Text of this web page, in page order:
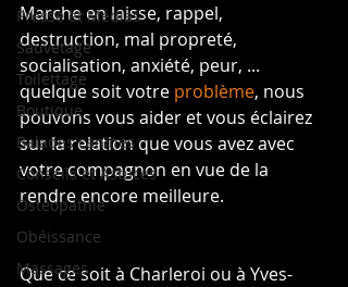
Presse et Médias
Sauvetage
Toilettage
Boutique
Balades canines
Conseils et Astuces
Ostéopathie
Obéissance
Massages
Marche en laisse, rappel,
destruction, mal propreté,
socialisation, anxiété, peur, ...
quelque soit votre problème, nous
pouvons vous aider et vous éclairez
sur la relation que vous avez avec
votre compagnon en vue de la
rendre encore meilleure.
Que ce soit à Charleroi ou à Yves-